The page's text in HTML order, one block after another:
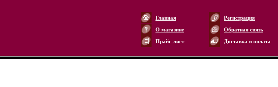
Главная Регистрация
О магазине
Обратная связь
Прайс-лист
Доставка и оплата